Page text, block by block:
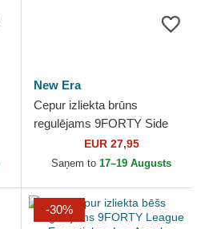
New Era
Cepur izliekta brūns
regulējams 9FORTY Side
Patch no Los Angeles
Dodgers MLB no New Era
EUR 27,95
Saņem to 17–19 Augusts
-30%